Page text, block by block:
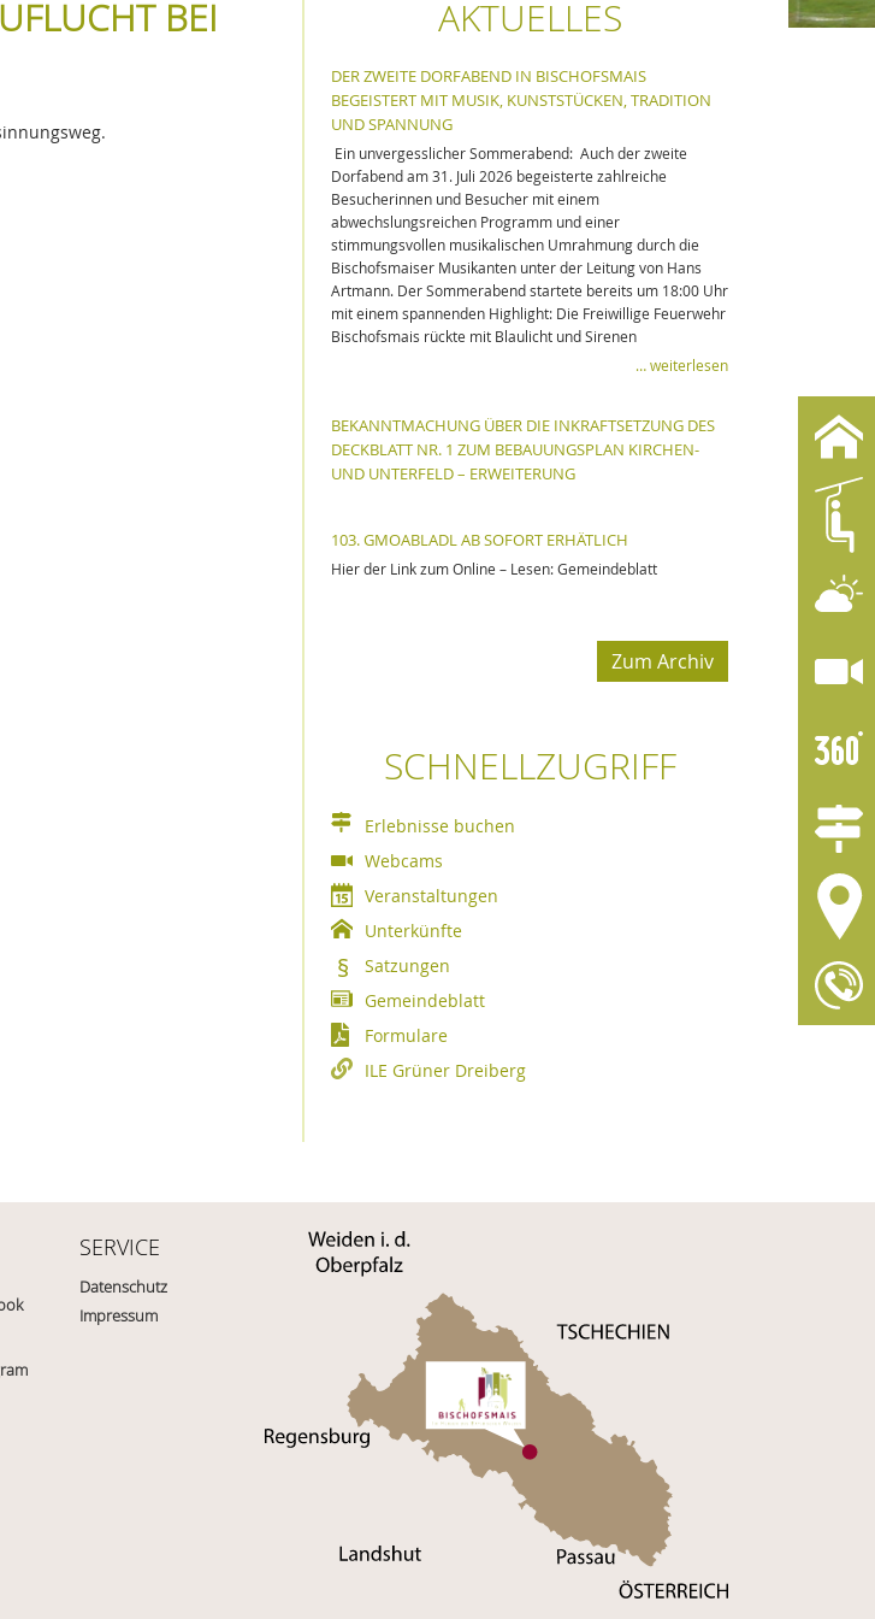
BEI
AKTUELLES
DER ZWEITE DORFABEND IN BISCHOFSMAIS
BEGEISTERT MIT MUSIK, KUNSTSTÜCKEN, TRADITION
UND SPANNUNG
Ein unvergesslicher Sommerabend: Auch der zweite
Dorfabend am 31. Juli 2026 begeisterte zahlreiche
Besucherinnen und Besucher mit einem
abwechslungsreichen Programm und einer
stimmungsvollen musikalischen Umrahmung durch die
Bischofsmaiser Musikanten unter der Leitung von Hans
Artmann. Der Sommerabend startete bereits um 18:00 Uhr
mit einem spannenden Highlight: Die Freiwillige Feuerwehr
Bischofsmais rückte mit Blaulicht und Sirenen
… weiterlesen
BEKANNTMACHUNG ÜBER DIE INKRAFTSETZUNG DES
DECKBLATT NR. 1 ZUM BEBAUUNGSPLAN KIRCHEN-
UND UNTERFELD – ERWEITERUNG
103. GMOABLADL AB SOFORT ERHÄTLICH
Hier der Link zum Online – Lesen: Gemeindeblatt
Zum Archiv
SCHNELLZUGRIFF
Erlebnisse buchen
Webcams
Veranstaltungen
Unterkünfte
Satzungen
Gemeindeblatt
Formulare
ILE Grüner Dreiberg
SERVICE
Datenschutz
Impressum